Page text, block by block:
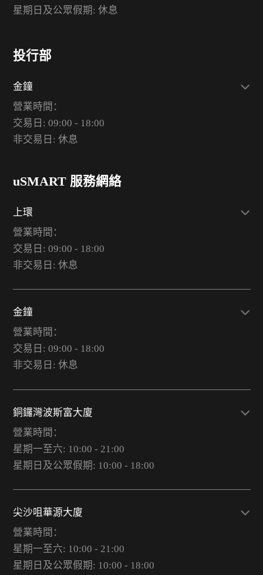
星期日及公眾假期: 休息
投行部
金鐘
營業時間：
交易日: 09:00 - 18:00
非交易日: 休息
uSMART 服務網絡
上環
營業時間：
交易日: 09:00 - 18:00
非交易日: 休息
金鐘
營業時間：
交易日: 09:00 - 18:00
非交易日: 休息
銅鑼灣波斯富大廈
營業時間：
星期一至六: 10:00 - 21:00
星期日及公眾假期: 10:00 - 18:00
尖沙咀華源大廈
營業時間：
星期一至六: 10:00 - 21:00
星期日及公眾假期: 10:00 - 18:00